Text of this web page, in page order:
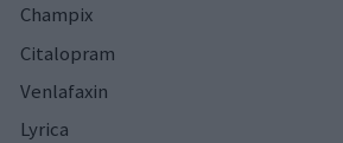
Champix
Citalopram
Venlafaxin
Lyrica